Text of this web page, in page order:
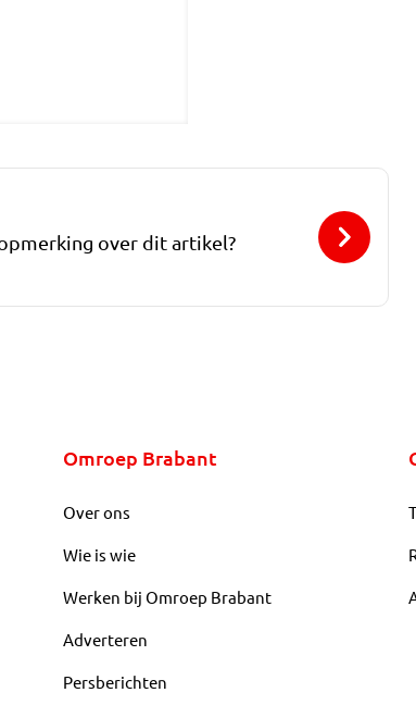
over dit artikel?
Omroep Brabant
Over ons
Wie is wie
Werken bij Omroep Brabant
Adverteren
Persberichten